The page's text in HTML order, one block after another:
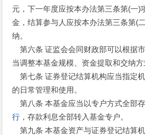
元，下一年度应按本办法第三条第(一)
金，结算参与人应按本办法第三条第(
纳。
第六条 证监会会同财政部可以根据
当调整本基金规模、资金提取和交纳方
第七条 证券登记结算机构应当指定
的日常管理和使用。
第八条 本基金应当以专户方式全部
行 ，存款利息全部转入基金专户。
第九条 本基金资产与证券登记结算